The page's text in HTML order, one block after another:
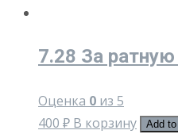
7.28 За
Оценка 0 из 5
400 ₽ В корзину Add